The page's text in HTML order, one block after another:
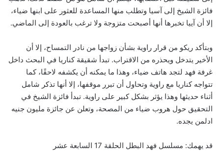
فائزة الشيخ إلى آسيا وتطلب منها المساعدة للعثور على ابنها ضياء،
إلا أن آييا تخبرها أنها أصبحت متزوجة ولا ترغب بالعودة إلى الماضي.
وبتأكد ريكو من قرار راوية بشأن زواجها من نادر التمساح، إلا أن
الأخير يتدخل ويحذره من الاقتراب. تبدأ شقيقة كناريا في البحث داخل
غرفة فهد لتجد هاتف ضياء، وهذا ما يمكنه أن يكشفه لاحقًا، كما
تتواجه كناريا مع راوية وتحاول أن تبرر موقفها، إلا أنها تذكر شامل
أثناء حديثها وهذا يؤثر بشكل كبير على راوية. تبدأ فائزة الشيخ في
التحقيق حول هروب ضياء من المصحة، وتعلن عن جائزة مليون جنيه
ادلمن يجده.
قد يهمك: مسلسل فهد البطل الحلقة 17 السابعة عشر